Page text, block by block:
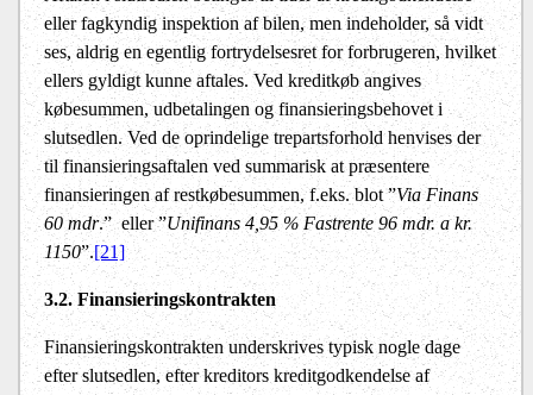
eller fagkyndig inspektion af bilen, men indeholder, så vidt
ses, aldrig en egentlig fortrydelsesret for forbrugeren, hvilket
ellers gyldigt kunne aftales. Ved kreditkøb angives
købesummen, udbetalingen og finansieringsbehovet i
slutsedlen. Ved de oprindelige trepartsforhold henvises der
til finansieringsaftalen ved summarisk at præsentere
finansieringen af restkøbesummen, f.eks. blot ”Via Finans
60 mdr.” eller ”Unifinans 4,95 % Fastrente 96 mdr. a kr.
1150”.[21]
3.2. Finansieringskontrakten
Finansieringskontrakten underskrives typisk nogle dage
efter slutsedlen, efter kreditors kreditgodkendelse af